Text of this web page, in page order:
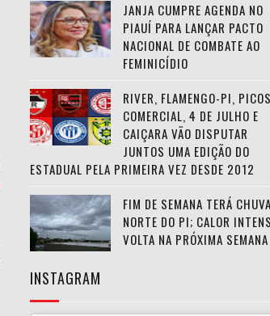
JANJA CUMPRE AGENDA NO
PIAUÍ PARA LANÇAR PACTO
NACIONAL DE COMBATE AO
FEMINICÍDIO
RIVER, FLAMENGO-PI,
COMERCIAL, 4 DE JULHO E
CAIÇARA VÃO DISPUTAR
JUNTOS UMA EDIÇÃO DO
ESTADUAL PELA PRIMEIRA VEZ DESDE 2012
FIM DE SEMANA TERÁ
NORTE DO PI; CALOR
VOLTA NA PRÓXIMA SEMANA
INSTAGRAM